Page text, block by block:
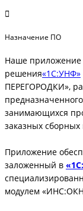
Назначение ПО
Наше приложение
решения«1С:УНФ»
ПЕРЕГОРОДКИ»,
занимающихся
заказных сборных
Приложение
заложенный в
модулем